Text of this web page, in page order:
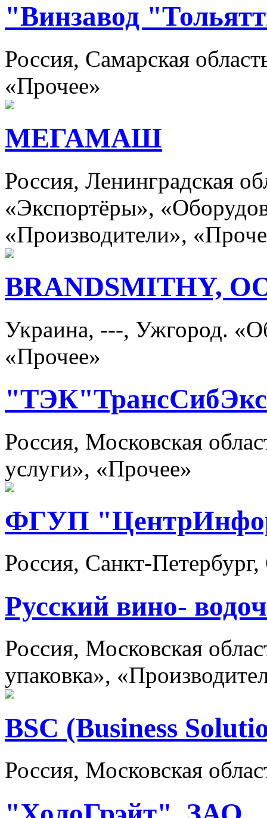
"Винзавод
Россия, Самарская
«Прочее»
МЕГАМАШ
Россия, Ленинградская
«Экспортёры»,
«Производители»,
BRANDSMITHY,
Украина, ---, Ужгород.
«Прочее»
Россия, Московская
услуги», «Прочее»
ФГУП
Россия, Санкт-
Русский вино-
Россия, Московская
упаковка»,
BSC (Business
Россия, Московская